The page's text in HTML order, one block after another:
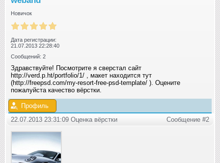
Новичок
Дата регистрации:
21.07.2013 22:28:40
Сообщений: 2
Здравствуйте! Посмотрите я сверстал сайт
http://verd.p.ht/portfolio/1/ , макет находится тут
(http://freepsd.com/my-resort-free-psd-template/ ). Оцените
пожалуйста качество вёрстки.
Профиль
22.07.2013 23:31:09 Оценка вёрстки
Сообщение #2